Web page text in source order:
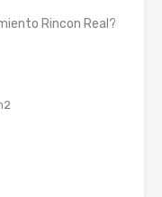
Rincon Real?